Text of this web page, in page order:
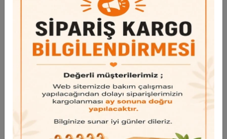
Taksit Seçenekleri
Bu ürün için henüz yorum yapılmadı.
Yorum Yap
Benzer Ürünler
Bu ürünü inceleyen kullanıcılar bunlara da baktı